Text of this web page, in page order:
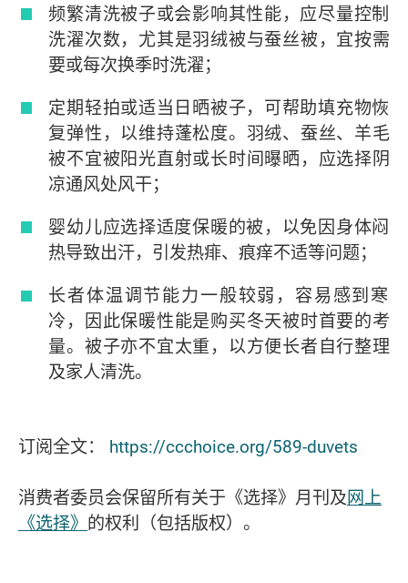
频繁清洗被子或会影响其性能，应尽量控制
洗濯次数，尤其是羽绒被与蚕丝被，宜按需
要或每次换季时洗濯；
定期轻拍或适当日晒被子，可帮助填充物恢
复弹性，以维持蓬松度。羽绒、蚕丝、羊毛
被不宜被阳光直射或长时间曝晒，应选择阴
凉通风处风干；
婴幼儿应选择适度保暖的被，以免因身体闷
热导致出汗，引发热痱、痕痒不适等问题；
长者体温调节能力一般较弱，容易感到寒
冷，因此保暖性能是购买冬天被时首要的考
量。被子亦不宜太重，以方便长者自行整理
及家人清洗。
订阅全文： https://ccchoice.org/589-duvets
消费者委员会保留所有关于《选择》月刊及网上
《选择》 的权利（包括版权）。